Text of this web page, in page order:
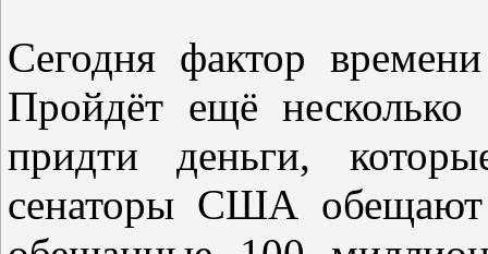
Сегодня фактор
Пройдёт ещё
придти деньги,
сенаторы США обещают